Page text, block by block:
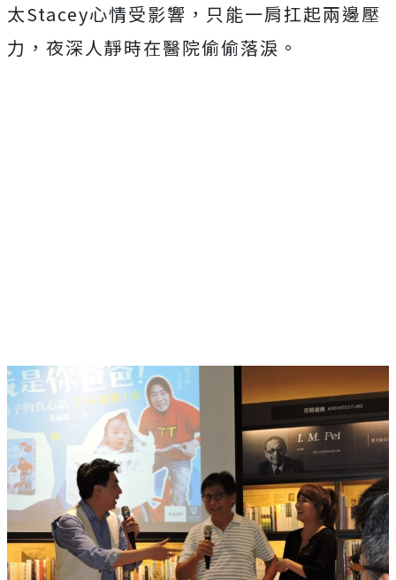
太Stacey心情受影響，只能一肩扛起兩邊壓
力，夜深人靜時在醫院偷偷落淚。